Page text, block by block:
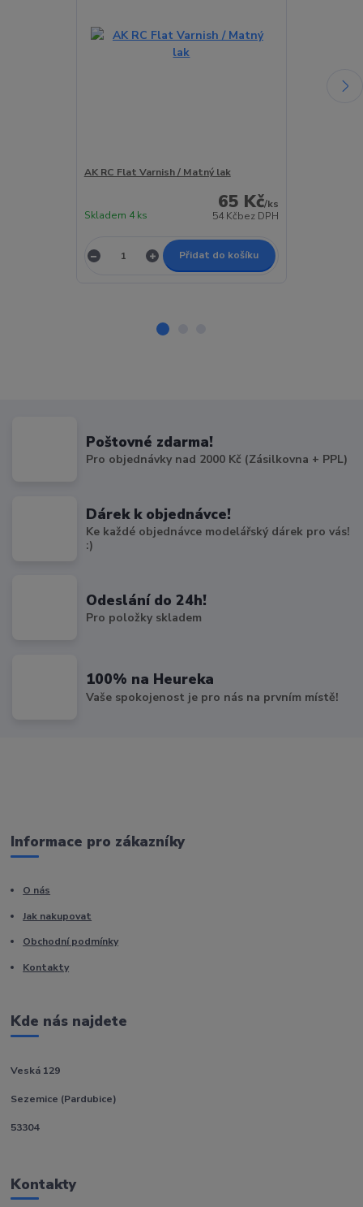
AK RC Flat Varnish / Matný lak
65 Kč/ks
54 Kčbez DPH
Skladem 4 ks
Přidat do košíku
Poštovné zdarma!
Pro objednávky nad 2000 Kč (Zásilkovna + PPL)
Dárek k objednávce!
Ke každé objednávce modelářský dárek pro vás!
:)
Odeslání do 24h!
Pro položky skladem
100% na Heureka
Vaše spokojenost je pro nás na prvním místě!
Informace pro zákazníky
O nás
Jak nakupovat
Obchodní podmínky
Kontakty
Kde nás najdete
Veská 129
Sezemice (Pardubice)
53304
Kontakty